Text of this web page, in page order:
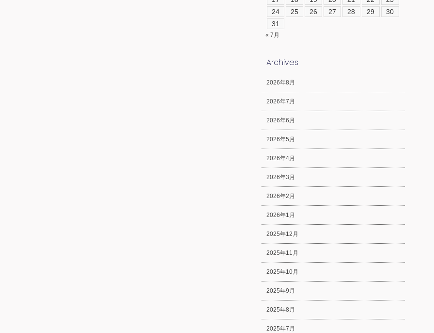
24
25 26 27 28 29
30
31
« 7月
Archives
2026年8月
2026年7月
2026年6月
2026年5月
2026年4月
2026年3月
2026年2月
2026年1月
2025年12月
2025年11月
2025年10月
2025年9月
2025年8月
2025年7月